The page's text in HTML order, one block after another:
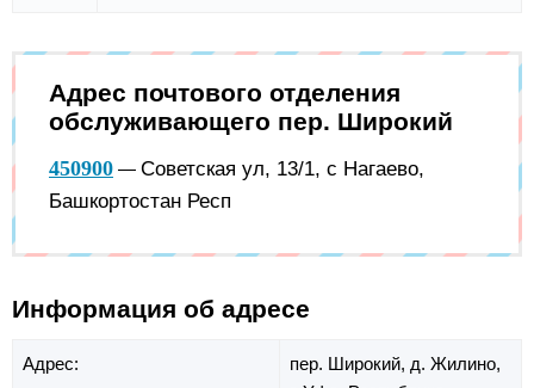
Адрес почтового отделения
обслуживающего пер. Широкий
450900 — Советская ул, 13/1, с Нагаево,
Башкортостан Респ
Информация об адресе
Адрес: пер. Широкий, д. Жилино,